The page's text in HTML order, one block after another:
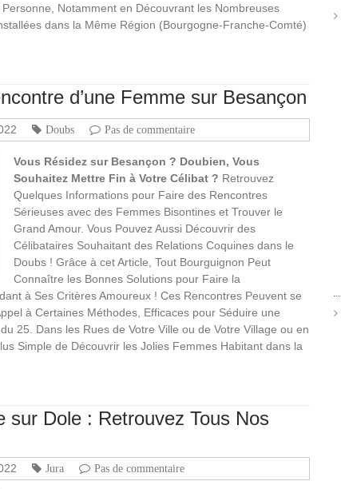
Notamment en Découvrant les Nombreuses
dans la Même Région (Bourgogne-Franche-Comté)
d’une Femme sur Besançon
Doubs Pas de commentaire
Vous Résidez sur Besançon ? Doubien, Vous
Souhaitez Mettre Fin à Votre Célibat ? Retrouvez
Quelques Informations pour Faire des Rencontres
Sérieuses avec des Femmes Bisontines et Trouver le
Grand Amour. Vous Pouvez Aussi Découvrir des
Célibataires Souhaitant des Relations Coquines dans le
Doubs ! Grâce à cet Article, Tout Bourguignon Peut
Connaître les Bonnes Solutions pour Faire la
à Ses Critères Amoureux ! Ces Rencontres Peuvent se
à Certaines Méthodes, Efficaces pour Séduire une
25. Dans les Rues de Votre Ville ou de Votre Village ou en
Simple de Découvrir les Jolies Femmes Habitant dans la
sur Dole : Retrouvez Tous Nos
Jura Pas de commentaire